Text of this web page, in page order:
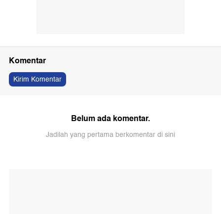
Komentar
Kirim Komentar
Belum ada komentar.
Jadilah yang pertama berkomentar di sini